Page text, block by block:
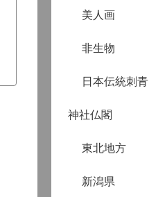
美人画
非生物
日本伝統刺青
神社仏閣
東北地方
新潟県